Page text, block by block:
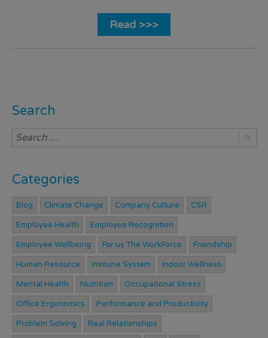
Read >>>
Search
Categories
Blog Climate Change Company Culture CSR
Employee Health Employee Recognition
Employee Wellbeing For us The WorkForce Friendship
Human Resource Immune System Indoor Wellness
Mental Health Nutrition Occupational Stress
Office Ergonomics Performance and Productivity
Problem Solving Real Relationships